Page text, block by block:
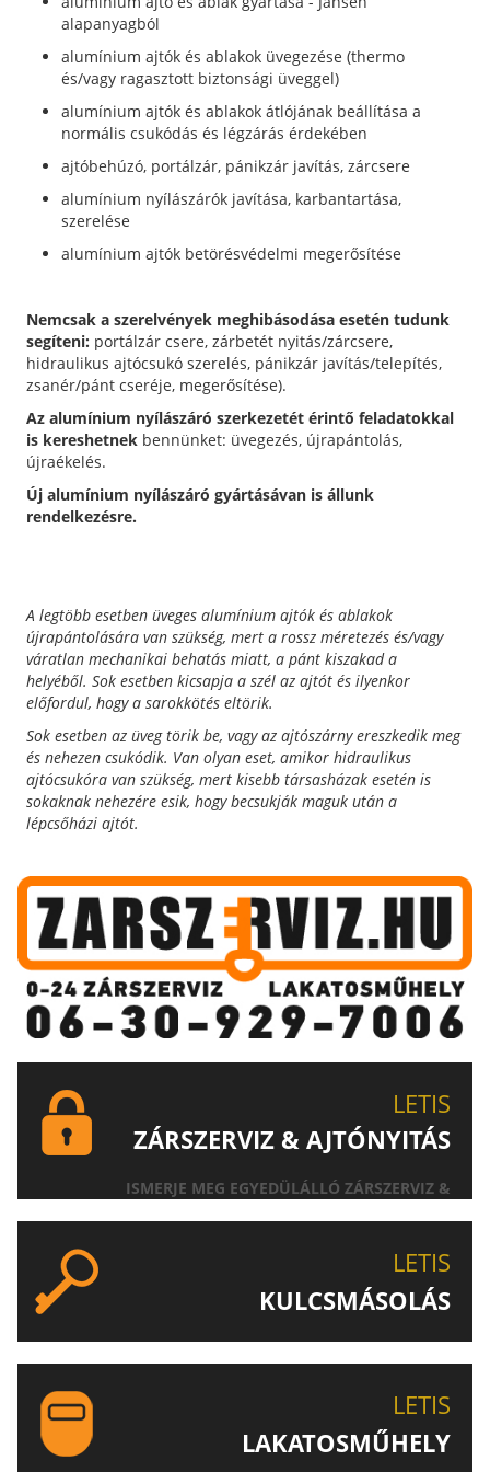
alapanyagból
alumínium ajtók és ablakok üvegezése (thermo
és/vagy ragasztott biztonsági üveggel)
alumínium ajtók és ablakok átlójának beállítása a
normális csukódás és légzárás érdekében
ajtóbehúzó, portálzár, pánikzár javítás, zárcsere
alumínium nyílászárók javítása, karbantartása,
szerelése
alumínium ajtók betörésvédelmi megerősítése
Nemcsak a szerelvények meghibásodása esetén tudunk
segíteni: portálzár csere, zárbetét nyitás/zárcsere,
hidraulikus ajtócsukó szerelés, pánikzár javítás/telepítés,
zsanér/pánt cseréje, megerősítése).
Az alumínium nyílászáró szerkezetét érintő feladatokkal
is kereshetnek bennünket: üvegezés, újrapántolás,
újraékelés.
Új alumínium nyílászáró gyártásávan is állunk
rendelkezésre.
A legtöbb esetben üveges alumínium ajtók és ablakok
újrapántolására van szükség, mert a rossz méretezés és/vagy
váratlan mechanikai behatás miatt, a pánt kiszakad a
helyéből. Sok esetben kicsapja a szél az ajtót és ilyenkor
előfordul, hogy a sarokkötés eltörik.
Sok esetben az üveg törik be, vagy az ajtószárny ereszkedik meg
és nehezen csukódik. Van olyan eset, amikor hidraulikus
ajtócsukóra van szükség, mert kisebb társasházak esetén is
sokaknak nehezére esik, hogy becsukják maguk után a
lépcsőházi ajtót.
LETIS
ZÁRSZERVIZ & AJTÓNYITÁS
ISMERJE MEG EGYEDÜLÁLLÓ ZÁRSZERVIZ &
LETIS
KULCSMÁSOLÁS
LETIS
LAKATOSMŰHELY